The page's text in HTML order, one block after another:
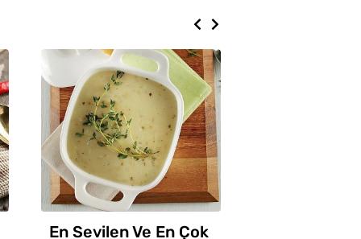
En Sevilen Ve En Çok